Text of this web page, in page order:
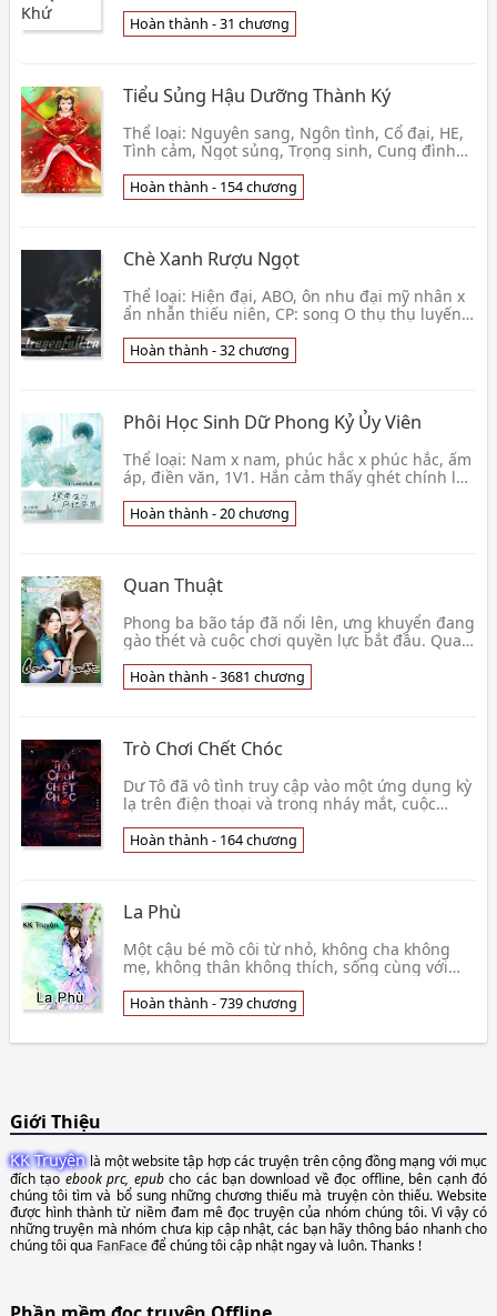
không gian khác sống cuộc sống mới. Nhưng
nhân vật trong câu chuyện này lại xuyên
Hoàn thành - 31 chương
Tiểu Sủng Hậu Dưỡng Thành Ký
Thể loại: Nguyên sang, Ngôn tình, Cổ đại, HE,
Tình cảm, Ngọt sủng, Trọng sinh, Cung đình
Hoàng đế t
Hoàn thành - 154 chương
Chè Xanh Rượu Ngọt
Thể loại: Hiện đại, ABO, ôn nhu đại mỹ nhân x
ẩn nhẫn thiếu niên, CP: song O thụ thụ luyến,
Tường V
Hoàn thành - 32 chương
Phôi Học Sinh Dữ Phong Kỷ Ủy Viên
Thể loại: Nam x nam, phúc hắc x phúc hắc, ấm
áp, điền văn, 1V1. Hắn cảm thấy ghét chính là
khiến
Hoàn thành - 20 chương
Quan Thuật
Phong ba bão táp đã nổi lên, ưng khuyển đang
gào thét và cuộc chơi quyền lực bắt đầu. Quan
nghệ thuật quan trường là có thể thao túng cả
bàn cờ. Tất cả đều vì
Hoàn thành - 3681 chương
Trò Chơi Chết Chóc
Dư Tô đã vô tình truy cập vào một ứng dụng kỳ
lạ trên điện thoại và trong nháy mắt, cuộc
đã hoàn
Hoàn thành - 164 chương
La Phù
Một cậu bé mồ côi từ nhỏ, không cha không
mẹ, không thân không thích, sống cùng với
ngày đi ăn xin, đêm thì lần mò vào nghĩa địa
mà tìm thức ăn để sống qu
Hoàn thành - 739 chương
Giới Thiệu
KK Truyệnlà một website tập hợp các truyện trên cộng đồng mạng với mục
đích tạoebook prc, epubcho các bạn download về đọc offline, bên cạnh đó
chúng tôi tìm và bổ sung những chương thiếu mà truyện còn thiếu. Website
được hình thành từ niềm đam mê đọc truyện của nhóm chúng tôi. Vì vậy có
những truyện mà nhóm chưa kịp cập nhật, các bạn hãy thông báo nhanh cho
chúng tôi qua FanFaceđể chúng tôi cập nhật ngay và luôn. Thanks !